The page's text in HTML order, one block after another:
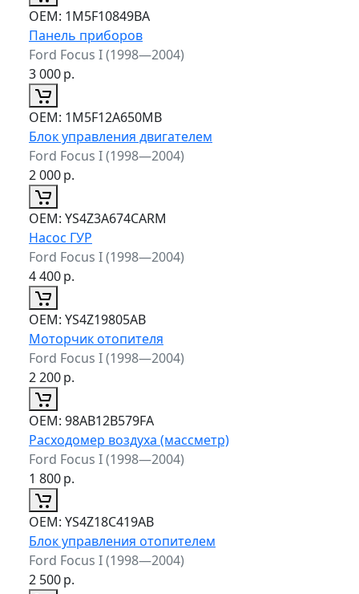
ОЕМ: 1M5F10849BA
Панель приборов
Ford Focus I (1998—2004)
3 000р.
ОЕМ: 1M5F12A650MB
Блок управления двигателем
Ford Focus I (1998—2004)
2 000р.
ОЕМ: YS4Z3A674CARM
Насос ГУР
Ford Focus I (1998—2004)
4 400р.
ОЕМ: YS4Z19805AB
Моторчик отопителя
Ford Focus I (1998—2004)
2 200р.
ОЕМ: 98AB12B579FA
Расходомер воздуха (массметр)
Ford Focus I (1998—2004)
1 800р.
ОЕМ: YS4Z18C419AB
Блок управления отопителем
Ford Focus I (1998—2004)
2 500р.